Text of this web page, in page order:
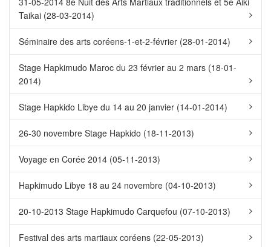
Taikai (28-03-2014)
Séminaire des arts coréens-1-et-2-février (28-01-2014)
Stage Hapkimudo Maroc du 23 février au 2 mars (18-01-
2014)
Stage Hapkido Libye du 14 au 20 janvier (14-01-2014)
26-30 novembre Stage Hapkido (18-11-2013)
Voyage en Corée 2014 (05-11-2013)
Hapkimudo Libye 18 au 24 novembre (04-10-2013)
20-10-2013 Stage Hapkimudo Carquefou (07-10-2013)
Festival des arts martiaux coréens (22-05-2013)